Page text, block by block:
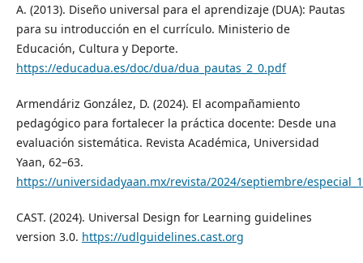
A. (2013). Diseño universal para el aprendizaje (DUA): Pautas
para su introducción en el currículo. Ministerio de
Educación, Cultura y Deporte.
https://educadua.es/doc/dua/dua_pautas_2_0.pdf
Armendáriz González, D. (2024). El acompañamiento
pedagógico para fortalecer la práctica docente: Desde una
evaluación sistemática. Revista Académica, Universidad
Yaan, 62–63.
https://universidadyaan.mx/revista/2024/septiembre/
CAST. (2024). Universal Design for Learning guidelines
version 3.0. https://udlguidelines.cast.org